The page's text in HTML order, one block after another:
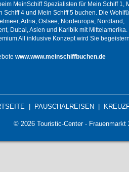
MeinSchiff Spezialisten für Mein Schiff 1,
Schiff 4 und Mein Schiff 5 buchen. Die
Adria, Ostsee, Nordeuropa, Nordland,
Dubai, Asien und Karibik mit Mittelamerika.
All inklusive Konzept wird Sie
www.www.meinschiffbuchen.de
| PAUSCHALREISEN
© 2026 Touristic-Center -